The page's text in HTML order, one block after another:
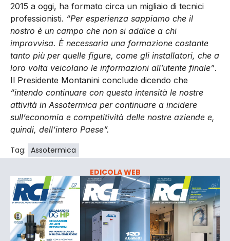
2015 a oggi, ha formato circa un migliaio di tecnici
professionisti. “Per esperienza sappiamo che il
nostro è un campo che non si addice a chi
improvvisa. È necessaria una formazione costante
tanto più per quelle figure, come gli installatori, che a
loro volta veicolano le informazioni all’utente finale”.
Il Presidente Montanini conclude dicendo che
“intendo continuare con questa intensità le nostre
attività in Assotermica per continuare a incidere
sull’economia e competitività delle nostre aziende e,
quindi, dell’intero Paese”.
Tag: Assotermica
EDICOLA WEB